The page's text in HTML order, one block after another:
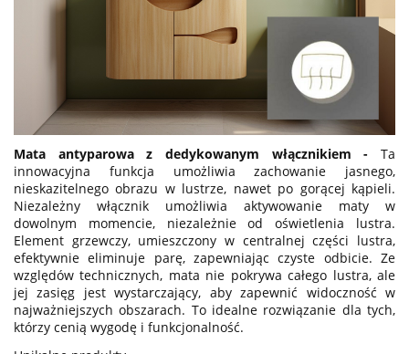
Mata antyparowa z dedykowanym włącznikiem - Ta
innowacyjna funkcja umożliwia zachowanie jasnego,
nieskazitelnego obrazu w lustrze, nawet po gorącej kąpieli.
Niezależny włącznik umożliwia aktywowanie maty w
dowolnym momencie, niezależnie od oświetlenia lustra.
Element grzewczy, umieszczony w centralnej części lustra,
efektywnie eliminuje parę, zapewniając czyste odbicie. Ze
względów technicznych, mata nie pokrywa całego lustra, ale
jej zasięg jest wystarczający, aby zapewnić widoczność w
najważniejszych obszarach. To idealne rozwiązanie dla tych,
którzy cenią wygodę i funkcjonalność.